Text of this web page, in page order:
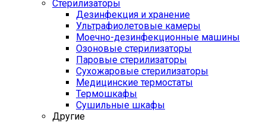
Стерилизаторы
Дезинфекция и хранение
Ультрафиолетовые камеры
Моечно-дезинфекционные машины
Озоновые стерилизаторы
Паровые стерилизаторы
Сухожаровые стерилизаторы
Медицинские термостаты
Термошкафы
Сушильные шкафы
Другие